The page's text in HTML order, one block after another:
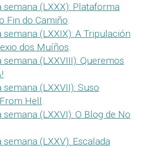
semana (LXXX): Plataforma
Fin do Camiño.
(LXXIX): A Tripulación
dos Muíños.
(LXXVIII): Queremos
.
(LXXVII): Suso
Hell.
(LXXVI): O Blog de No
(LXXV): Escalada